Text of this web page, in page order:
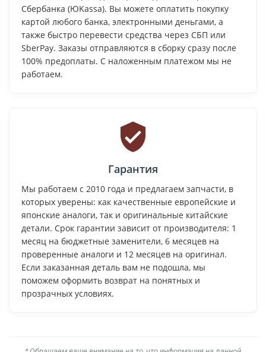
Сбербанка (ЮKassa). Вы можете оплатить покупку
картой любого банка, электронными деньгами, а
также быстро перевести средства через СБП или
SberPay. Заказы отправляются в сборку сразу после
100% предоплаты. С наложенным платежом мы не
работаем.
Гарантия
Мы работаем с 2010 года и предлагаем запчасти, в
которых уверены: как качественные европейские и
японские аналоги, так и оригинальные китайские
детали. Срок гарантии зависит от производителя: 1
месяц на бюджетные заменители, 6 месяцев на
проверенные аналоги и 12 месяцев на оригинал.
Если заказанная деталь вам не подошла, мы
поможем оформить возврат на понятных и
прозрачных условиях.